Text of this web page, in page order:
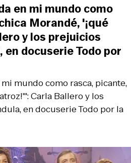
mundo como rasca, picante,
Carla Ballero y los
en docuserie Todo por la
en mi mundo como
Morandé, '¡qué
y los prejuicios
docuserie Todo por